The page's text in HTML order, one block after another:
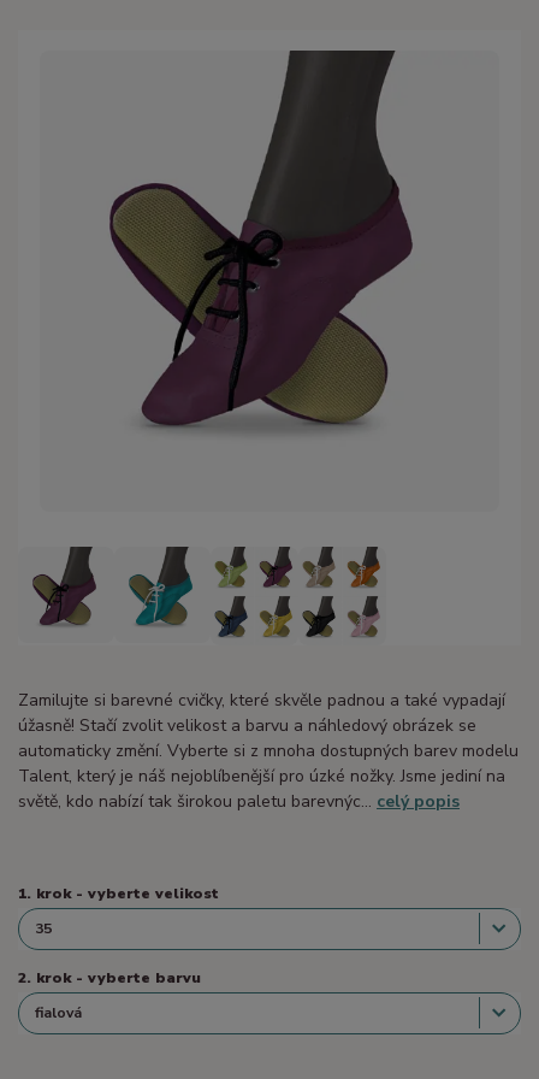
Zamilujte si barevné cvičky, které skvěle padnou a také vypadají
úžasně! Stačí zvolit velikost a barvu a náhledový obrázek se
automaticky změní. Vyberte si z mnoha dostupných barev modelu
Talent, který je náš nejoblíbenější pro úzké nožky. Jsme jediní na
světě, kdo nabízí tak širokou paletu barevnýc... celý popis
1. krok - vyberte velikost
2. krok - vyberte barvu